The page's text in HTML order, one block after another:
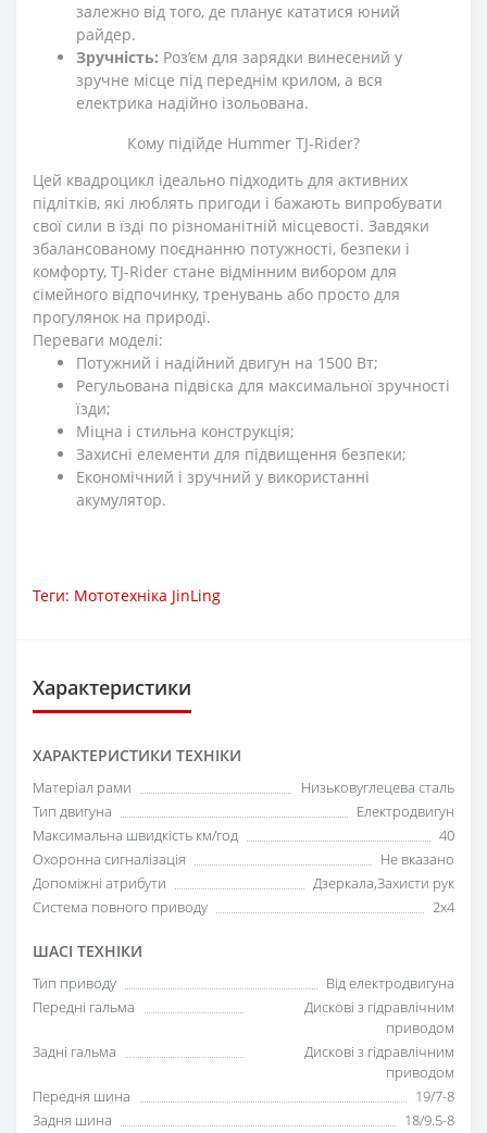
залежно від того, де планує кататися юний
райдер.
Зручність: Роз’єм для зарядки винесений у
зручне місце під переднім крилом, а вся
електрика надійно ізольована.
Кому підійде Hummer TJ-Rider?
Цей квадроцикл ідеально підходить для активних
підлітків, які люблять пригоди і бажають випробувати
свої сили в їзді по різноманітній місцевості. Завдяки
збалансованому поєднанню потужності, безпеки і
комфорту, TJ-Rider стане відмінним вибором для
сімейного відпочинку, тренувань або просто для
прогулянок на природі.
Переваги моделі:
Потужний і надійний двигун на 1500 Вт;
Регульована підвіска для максимальної зручності
їзди;
Міцна і стильна конструкція;
Захисні елементи для підвищення безпеки;
Економічний і зручний у використанні
акумулятор.
Теги: Мототехніка JinLing
Характеристики
ХАРАКТЕРИСТИКИ ТЕХНІКИ
Матеріал рами
Низьковуглецева сталь
Тип двигуна
Електродвигун
Максимальна швидкість км/год
40
Охоронна сигналізація
Не вказано
Допоміжні атрибути
Дзеркала,Захисти рук
Система повного приводу
2x4
ШАСІ ТЕХНІКИ
Тип приводу
Від електродвигуна
Передні гальма
Дискові з гідравлічним
приводом
Задні гальма
Дискові з гідравлічним
приводом
Передня шина
19/7-8
Задня шина
18/9.5-8